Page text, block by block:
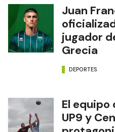
Juan
jugador
Grecia
DEPORTES
El equipo
UP9 y